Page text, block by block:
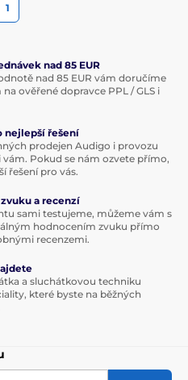
1
nad 85 EUR
nad 85 EUR vám doručíme
ověřené dopravce PPL / GLS i
nejlepší řešení
prodejen Audigo i provozu
Pokud se nám ozvete přímo,
řešení pro vás.
a recenzí
sami testujeme, můžeme vám s
hodnocením zvuku přímo
recenzemi.
a sluchátkovou techniku
které byste na běžných